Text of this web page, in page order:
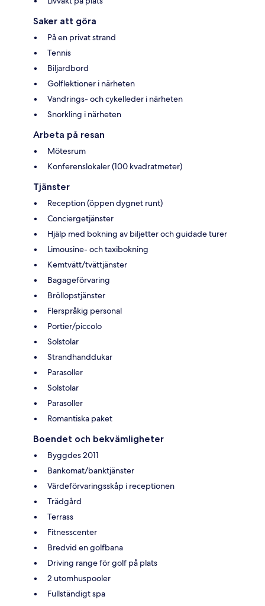
Saker att göra
På en privat strand
Tennis
Biljardbord
Golflektioner i närheten
Vandrings- och cykelleder i närheten
Snorkling i närheten
Arbeta på resan
Mötesrum
Konferenslokaler (100 kvadratmeter)
Tjänster
Reception (öppen dygnet runt)
Conciergetjänster
Hjälp med bokning av biljetter och guidade turer
Limousine- och taxibokning
Kemtvätt/tvättjänster
Bagageförvaring
Bröllopstjänster
Flerspråkig personal
Portier/piccolo
Solstolar
Strandhanddukar
Parasoller
Solstolar
Parasoller
Romantiska paket
Boendet och bekvämligheter
Byggdes 2011
Bankomat/banktjänster
Värdeförvaringsskåp i receptionen
Trädgård
Terrass
Fitnesscenter
Bredvid en golfbana
Driving range för golf på plats
2 utomhuspooler
Fullständigt spa